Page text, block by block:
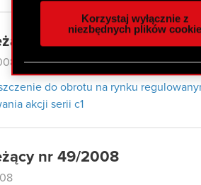
społecznościowym,
otrzymanymi od Ciebie lub
zgadasz się na używanie plików
Korzystaj wyłącznie z
niezbędnych plików cookie
nr 52/2008
do obrotu na rynku
akcji serii c1
nr 49/2008